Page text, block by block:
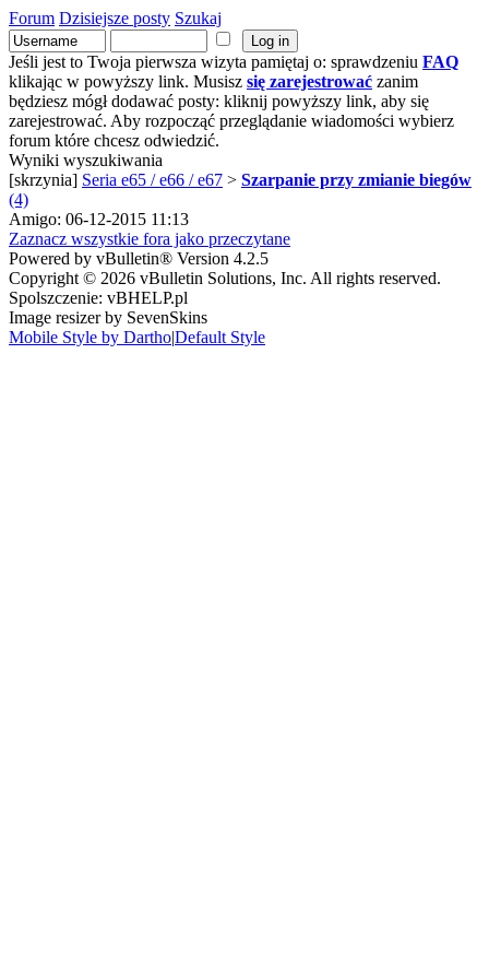
Forum Dzisiejsze posty Szukaj
Jeśli jest to Twoja pierwsza wizyta pamiętaj o: sprawdzeniu FAQ
klikając w powyższy link. Musisz się zarejestrować zanim
będziesz mógł dodawać posty: kliknij powyższy link, aby się
zarejestrować. Aby rozpocząć przeglądanie wiadomości wybierz
forum które chcesz odwiedzić.
Wyniki wyszukiwania
[skrzynia] Seria e65 / e66 / e67 > Szarpanie przy zmianie biegów
(4)
Amigo: 06-12-2015 11:13
Zaznacz wszystkie fora jako przeczytane
Powered by vBulletin® Version 4.2.5
Copyright © 2026 vBulletin Solutions, Inc. All rights reserved.
Spolszczenie: vBHELP.pl
Image resizer by SevenSkins
Mobile Style by Dartho|Default Style